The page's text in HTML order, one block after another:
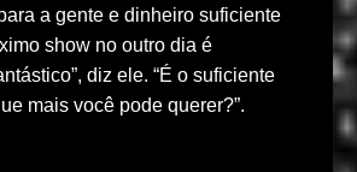
a gente e dinheiro suficiente
show no outro dia é
diz ele. “É o suficiente
mais você pode querer?”.